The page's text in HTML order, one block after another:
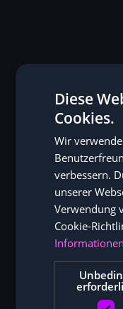
Diese
Cookies.
Wir
verbessern.
unserer
Verwendung
Cookie-
Informationen